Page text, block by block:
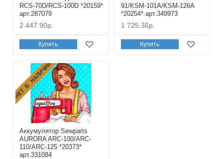
RCS-70D/RCS-100D *20159*
арт.287079
2 447.90р.
Купить
91/KSM-101A/KSM-126A
*20254* арт.349973
1 725.36р.
Купить
НЕТ В НАЛИЧИИ
Аккумулятор Sewparts
AURORA ARC-100/ARC-
110/ARC-125 *20373*
арт.331084